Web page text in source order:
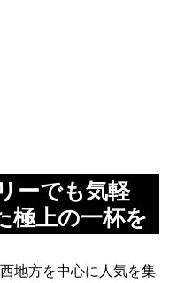
ーでも気軽
極上の一杯を
地方を中心に人気を集